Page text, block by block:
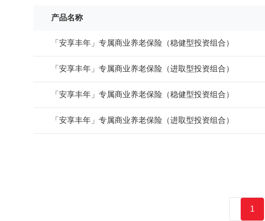
产品名称
「安享丰年」专属商业养老保险（稳健型投资组合）
「安享丰年」专属商业养老保险（进取型投资组合）
「安享丰年」专属商业养老保险（稳健型投资组合）
「安享丰年」专属商业养老保险（进取型投资组合）
1